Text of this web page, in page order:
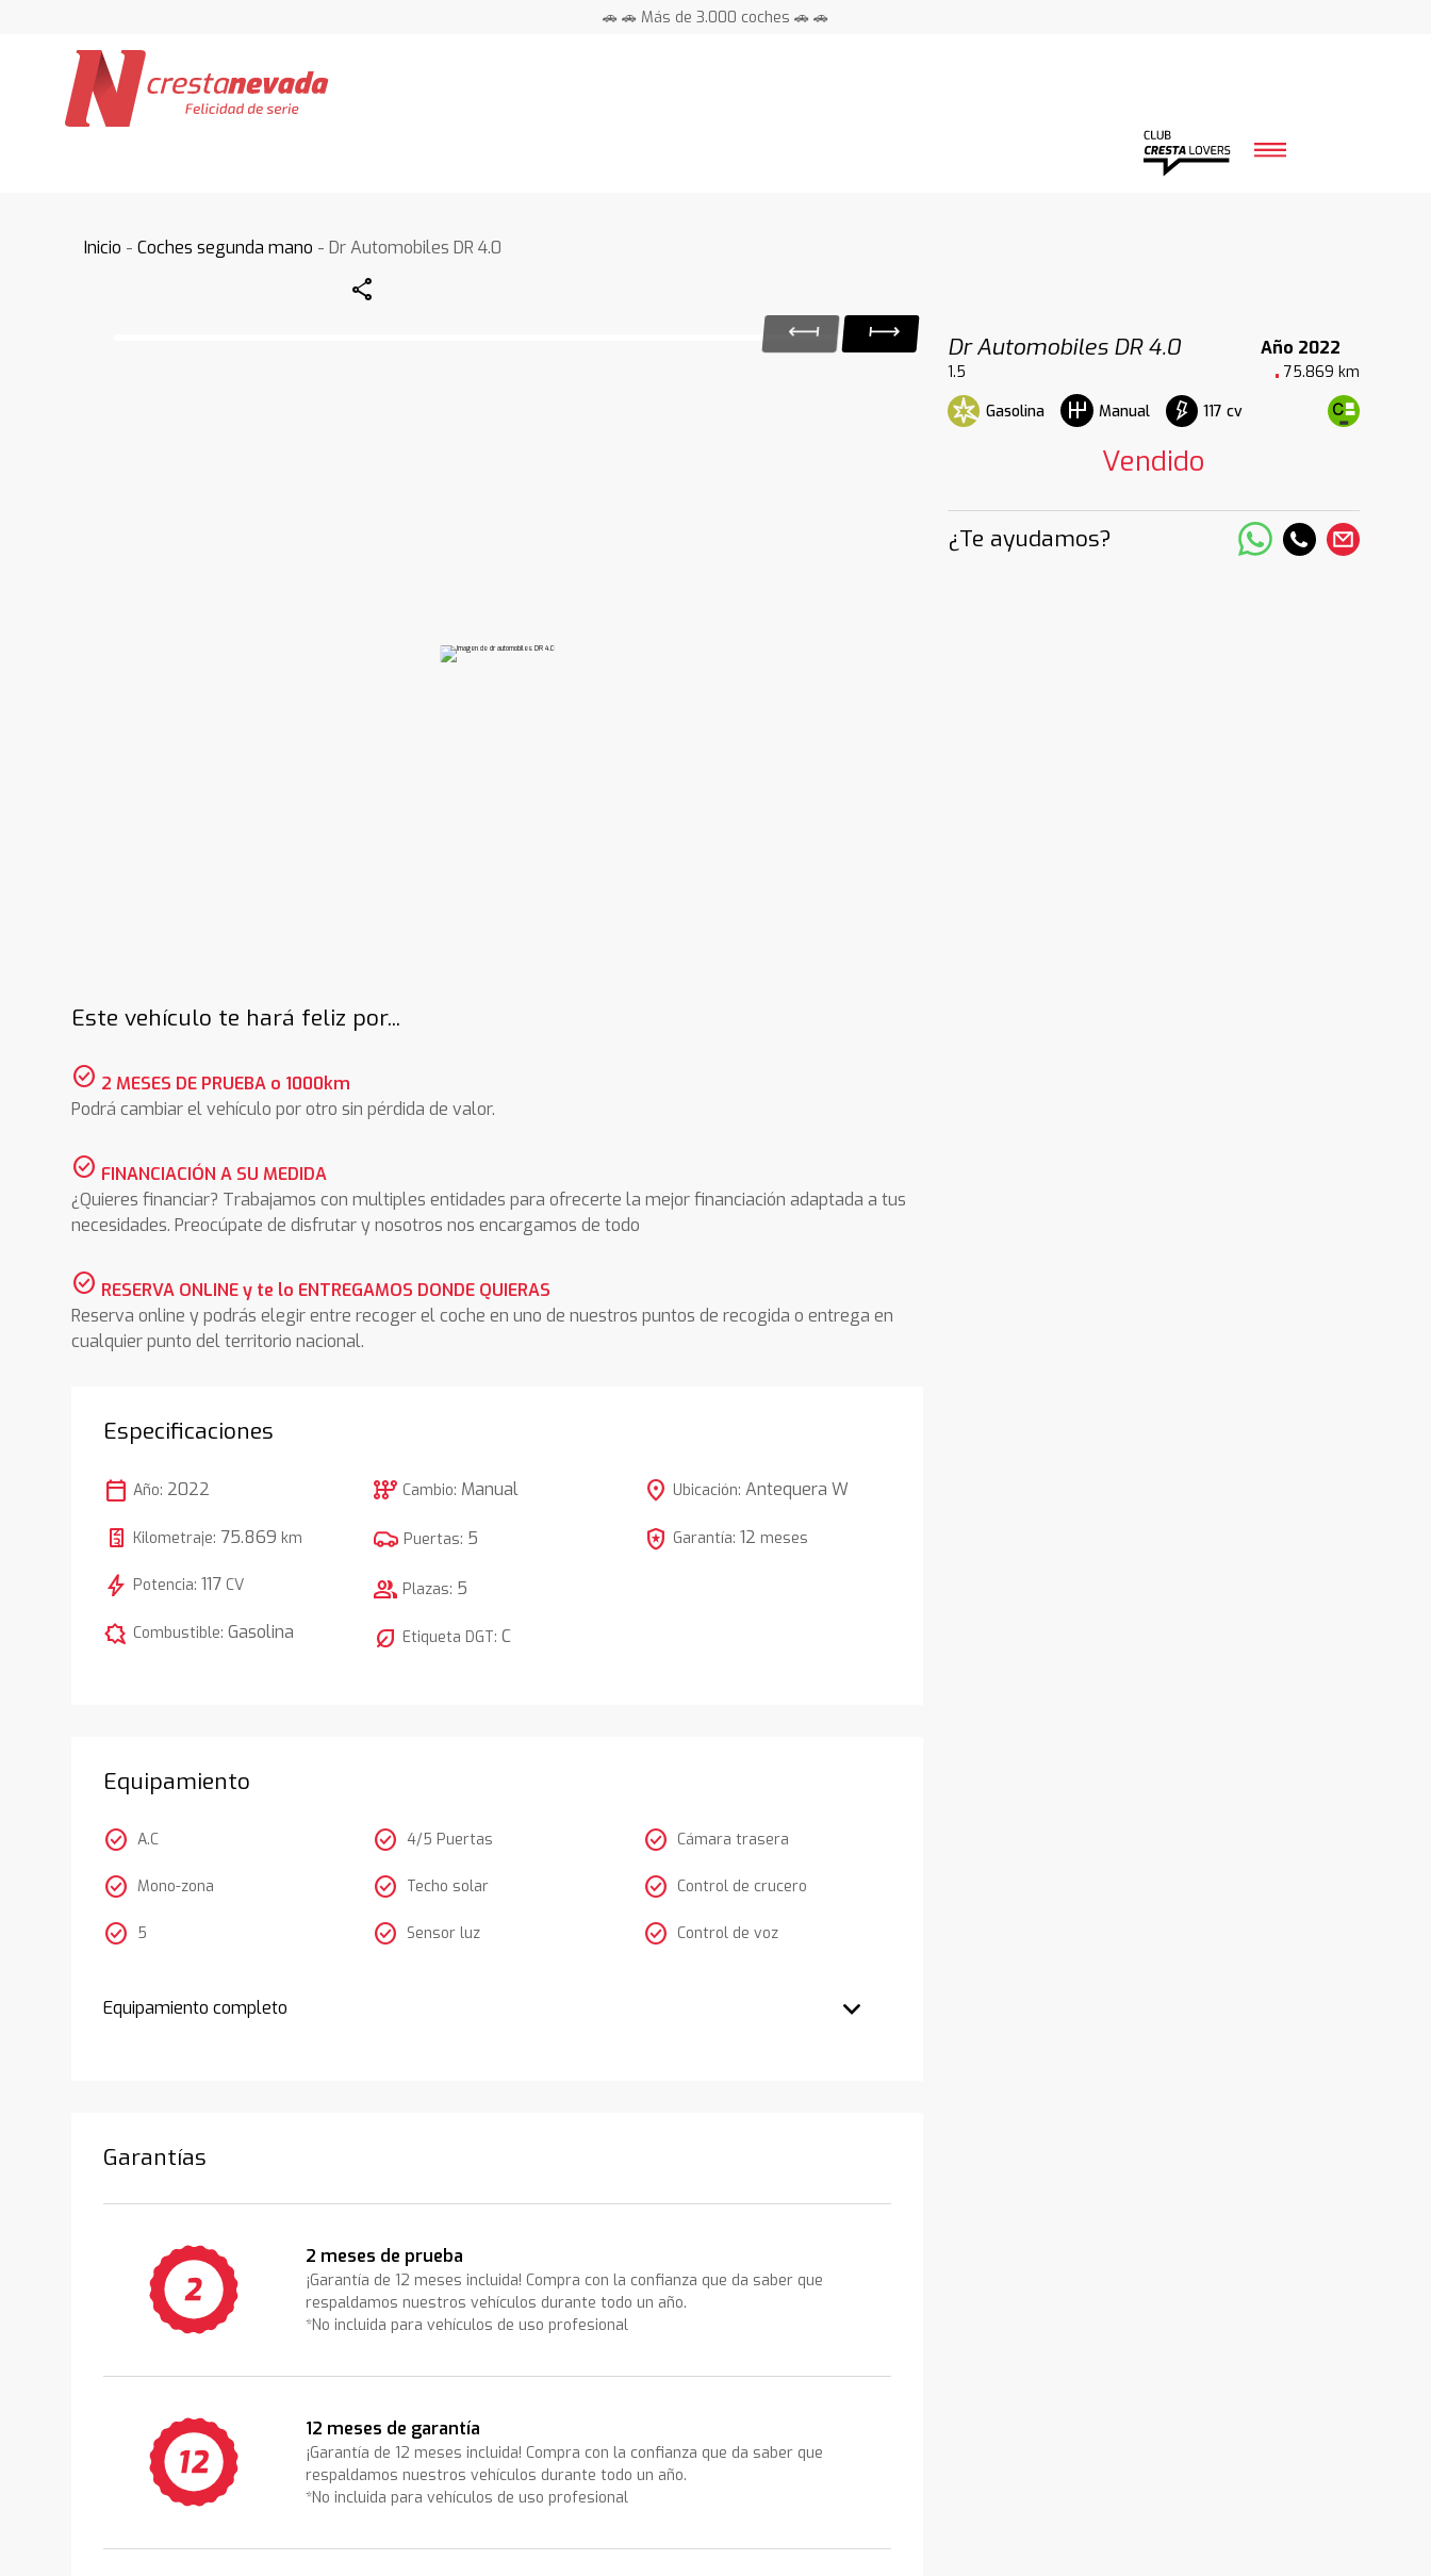
🚗 🚗 Más de 3.000 coches 🚗 🚗
Inicio -Coches segunda mano - Dr Automobiles DR 4.0
Share
Dr Automobiles DR 4.0
Año 2022
1.5
75.869 km
Gasolina
Manual 117 cv
Vendido
¿Te ayudamos?
Este vehículo te hará feliz por...
check_circle 2 MESES DE PRUEBA o 1000km
Podrá cambiar el vehículo por otro sin pérdida de valor.
check_circle FINANCIACIÓN A SU MEDIDA
¿Quieres financiar? Trabajamos con multiples entidades para ofrecerte la mejor financiación adaptada a tus
necesidades. Preocúpate de disfrutar y nosotros nos encargamos de todo
check_circle RESERVA ONLINE y te lo ENTREGAMOS DONDE QUIERAS
Reserva online y podrás elegir entre recoger el coche en uno de nuestros puntos de recogida o entrega en
cualquier punto del territorio nacional.
Especificaciones
calendar_today Año: 2022
Kilometraje: 75.869 km
bolt Potencia:117 CV
comic_bubble Combustible:Gasolina
auto_transmission Cambio: Manual
Puertas: 5
group Plazas: 5
nest_eco_leaf Etiqueta DGT:C
location_on Ubicación: Antequera W
local_police Garantía: 12 meses
Equipamiento
check_circle A.C
check_circle Mono-zona
check_circle 5
check_circle 4/5 Puertas
check_circle Techo solar
check_circle Sensor luz
check_circle Cámara trasera
check_circle Control de crucero
check_circle Control de voz
Equipamiento completo
Garantías
2 meses de prueba
¡Garantía de 12 meses incluida! Compra con la confianza que da saber que
respaldamos nuestros vehículos durante todo un año.
*No incluida para vehículos de uso profesional
12 meses de garantía
¡Garantía de 12 meses incluida! Compra con la confianza que da saber que
respaldamos nuestros vehículos durante todo un año.
*No incluida para vehículos de uso profesional